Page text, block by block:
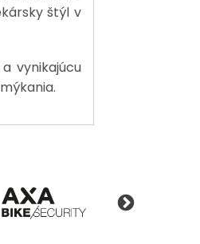
štýl v
vynikajúcu